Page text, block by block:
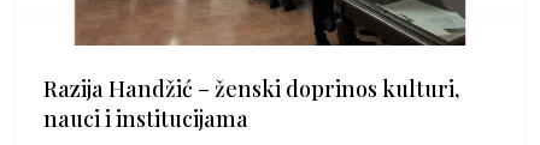
Razija Handžić – ženski doprinos kulturi,
nauci i institucijama